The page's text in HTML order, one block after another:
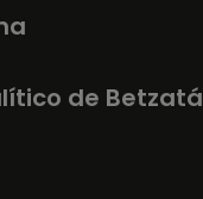
de Betzatá